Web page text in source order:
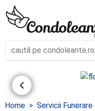
Home Servicii Funerare